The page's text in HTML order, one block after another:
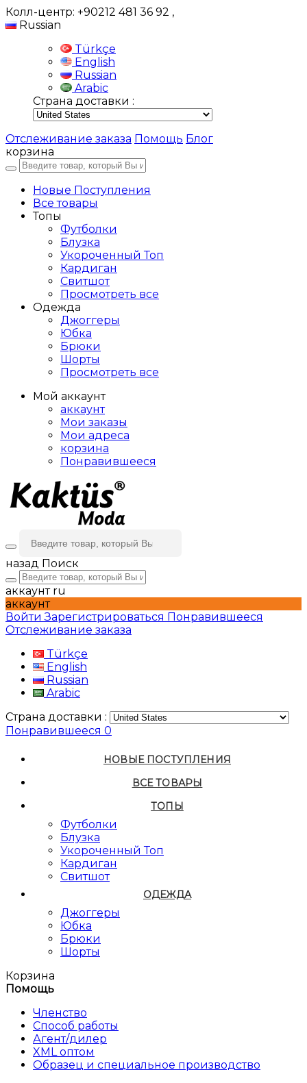
Колл-центр: +90212 481 36 92 ,
Russian
Türkçe
English
Russian
Arabic
Страна доставки :
Отслеживание заказа Помощь Блог
корзина
Новые Поступления
Все товары
Топы
Футболки
Блузка
Укороченный Топ
Кардиган
Свитшот
Просмотреть все
Одежда
Джоггеры
Юбка
Брюки
Шорты
Просмотреть все
Мой аккаунт
аккаунт
Мои заказы
Мои адреса
корзина
Понравившееся
назад Поиск
аккаунт ru
аккаунт
ВойтиЗарегистрироваться Понравившееся
Отслеживание заказа
Türkçe
English
Russian
Arabic
Страна доставки :
Понравившееся 0
НОВЫЕ ПОСТУПЛЕНИЯ
ВСЕ ТОВАРЫ
ТОПЫ
Футболки
Блузка
Укороченный Топ
Кардиган
Свитшот
ОДЕЖДА
Джоггеры
Юбка
Брюки
Шорты
Корзина
Помощь
Членство
Способ работы
Агент/дилер
XML оптом
Образец и специальное производство